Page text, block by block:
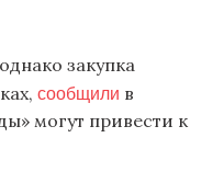
закупка
сообщили в
могут привести к